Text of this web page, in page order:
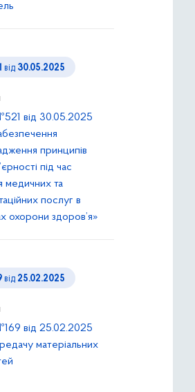
від 30.05.2025
від 30.05.2025
принципів
під час
медичних та
послуг в
охорони здоров’я»
від 25.02.2025
від 25.02.2025
матеріальних